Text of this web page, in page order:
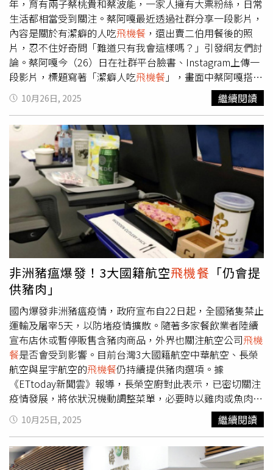
去經驗，曾親眼目睹孩童在飛行途中因吃太多甜食而劇烈嘔
吐，場面失控。此外，若在機場廁所大排長龍，湯普森直言
多半是旅客位置選錯，他建議可以往登機門方向多走幾分
鐘，通常能找到較空的洗手間與座位區。除此之外，湯普森
習慣隨身攜帶空水瓶通過安檢後再裝水，並自備輕食，避免
飛機餐 與飢餓時間錯開。湯普森也透露，預防機上娛樂系統
可能失靈，出發前旅客可以先下載影片或Podcast，但他也
說旅客不妨趁機放下螢幕，聽音樂或看看窗外，讓自己短暫
數位排毒。最後，湯普森強調，保持冷靜與禮貌往往是機場
最有效的「通關密碼」，無論是請求協助或搬運行李，一點
善意往往能換來更順利的旅程。湯普森總結，只要不與系統
對抗，而是順勢而行，機場其實沒有那麼令人焦慮，甚至偶
爾還能成為旅程中難得的放鬆時刻。
年，育有兩子蔡桃貴和蔡波能，一家人擁有大票粉絲，日常
生活都相當受到關注。蔡阿嘎最近透過社群分享一段影片，
內容是關於有潔癖的人吃飛機餐 ，還出賣二伯用餐後的照
片，忍不住好奇問「難道只有我會這樣嗎？」引發網友們討
論。蔡阿嘎今（26）日在社群平台臉書、Instagram上傳一
段影片，標題寫著「潔癖人吃飛機餐 」，畫面中蔡阿嘎搭機
時享用
，同時會順手把部分垃圾打結或捏扁，再放進
吃完食物的空盒裡面；當蔡阿嘎用完餐後，餐盒也同時整理
好，他強調「就要這麼乾淨」。蔡阿嘎搭飛機潔癖舉動曝
光，意外引發網友熱烈討論。（圖／翻攝自Instagram／
yga0721）影片中蔡阿嘎也提到，「整齊乾淨，沒有疊餐
碗，這樣空服員收走時，垃圾不會亂飛亂噴，是不是很
棒？」另外，蔡阿嘎還拍下二伯吃完
的照片做對比，
毫無求生欲地說，「大部分人吃完都這麼亂！」對於自己潔
癖的行為，他不禁好奇問，「我不信難道只有我會這樣
嗎？」不少網友看完蔡阿嘎的影片都很驚訝，沒想到他與二
伯夫妻倆更有潔癖的是蔡阿嘎，「超優秀，真的千萬不要疊
餐盤」、「乾乾淨淨的讓空服員很好收拾」、「我也會，反
正在飛機上很無聊」、「抱歉美麗的空中姐姐們，我每次都
吃得髒髒兮兮」。
10月26日, 2025 繼續閱讀
非洲豬瘟爆發！3大國籍航空飛機餐 「仍會提
供豬肉」
國內爆發非洲豬瘟疫情，政府宣布自22日起，全國豬隻禁止
運輸及屠宰5天，以防堵疫情擴散。隨著多家餐飲業者陸續
宣布店休或暫停販售含豬肉商品，外界也關注航空公司飛機
餐是否會受到影響。目前台灣3大國籍航空中華航空、長榮
航空與星宇航空的飛機餐仍持續提供豬肉選項。據
《ETtoday新聞雲》報導，長榮空廚對此表示，已密切關注
疫情發展，將依狀況機動調整菜單，必要時以雞肉或魚肉等
其他肉類取代豬肉，確保餐食安全無虞。公司強調，其所有
豬肉原料均經嚴格把關，進貨來源符合台灣CAS與HACCP食
品安全規範，並由供應商提供屠宰證明，確保食材安全且可
追溯。另一主要空廚供應商華膳空廚則指出，華航飛機餐所
10月25日, 2025 繼續閱讀